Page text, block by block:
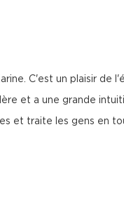
C'est un plaisir de
et a une grande
et traite les gens en